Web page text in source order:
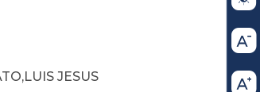
JESUS